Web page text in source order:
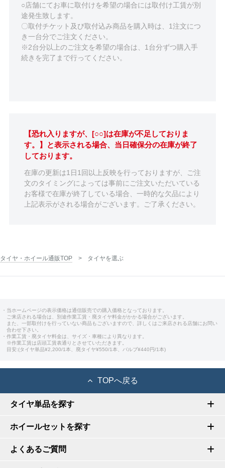
○店舗にてお車に取付けを希望の場合には取付け工賃が別
途発生致します。
〇取付チケット及び取付込み商品を購入時は、1注文につ
き一台分でご注文ください。
※2台分以上のご注文を希望の場合は、1台分ずつ購入手
続きを完了まで行ってください。
【恐れ入りますが、[○○]は在庫が不足しておりま
す。】と表示される場合、当日確保分の在庫が終了
しております。
在庫の更新は1日1回以上反映を行っておりますが、ご注
文のタイミングによっては事前にご注文いただいている
お客様で在庫が終了している場合、一時的な欠品により
上記表示がされる場合がございます。ご了承ください。
タイヤ・ホイール通販TOP タイヤを選ぶ
・当ホームページの表示価格は通信販売での購入価格となっております。
ご来店される場合は、別途作業工賃・廃タイヤ料金がかかる場合がございます。
また、一部取付けを行っていない商品もございますので、詳しくはご来店される店舗にお問い
合わせ下さい。
・作業工賃・廃タイヤ料金は、サイズ・車種により異なります。
※作業工賃は店頭工賃表通りとさせていただきます。
目安:(タイヤ単品¥2,200/1本、廃タイヤ¥550/1本、バルブ¥440円/1本)
TOPへ戻る
タイヤ単品を探す
ホイールセットを探す
よくあるご質問